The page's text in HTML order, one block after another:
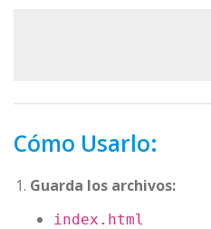
Cómo Usarlo:
Guarda los archivos:
index.html